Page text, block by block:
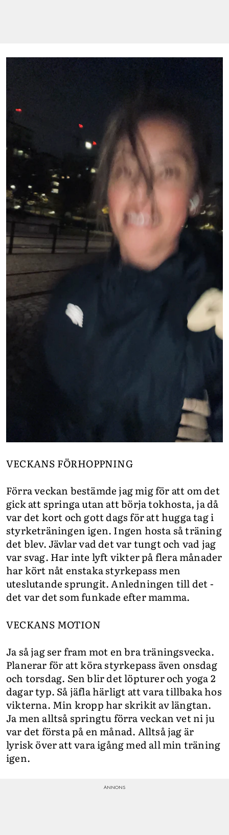
VECKANS FÖRHOPPNING
Förra veckan bestämde jag mig för att om det
gick att springa utan att börja tokhosta, ja då
var det kort och gott dags för att hugga tag i
styrketräningen igen. Ingen hosta så träning
det blev. Jävlar vad det var tungt och vad jag
var svag. Har inte lyft vikter på flera månader
har kört nåt enstaka styrkepass men
uteslutande sprungit. Anledningen till det -
det var det som funkade efter mamma.
VECKANS MOTION
Ja så jag ser fram mot en bra träningsvecka.
Planerar för att köra styrkepass även onsdag
och torsdag. Sen blir det löpturer och yoga 2
dagar typ. Så jäfla härligt att vara tillbaka hos
vikterna. Min kropp har skrikit av längtan.
Ja men alltså springtu förra veckan vet ni ju
var det första på en månad. Alltså jag är
lyrisk över att vara igång med all min träning
igen.